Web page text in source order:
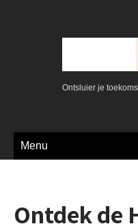
Ontsluier je
Menu
Ontdek de